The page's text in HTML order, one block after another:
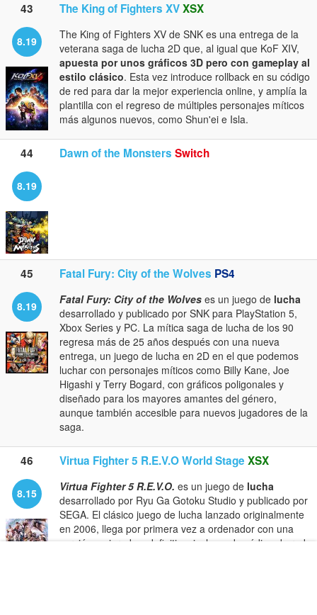
43 The King of Fighters XVXSX
8.19
The King of Fighters XV de SNK es una entrega de la
veterana saga de lucha 2D que, al igual que KoF XIV,
apuesta por unos gráficos 3D pero con gameplay al
estilo clásico. Esta vez introduce rollback en su código
de red para dar la mejor experiencia online, y amplía la
plantilla con el regreso de múltiples personajes míticos
más algunos nuevos, como Shun'ei e Isla.
44 Dawn of the Monsters Switch
8.19
45 Fatal Fury: City of the Wolves PS4
8.19 Fatal Fury: City of the Wolves es un juego de lucha
desarrollado y publicado por SNK para PlayStation 5,
Xbox Series y PC. La mítica saga de lucha de los 90
regresa más de 25 años después con una nueva
entrega, un juego de lucha en 2D en el que podemos
luchar con personajes míticos como Billy Kane, Joe
Higashi y Terry Bogard, con gráficos poligonales y
diseñado para los mayores amantes del género,
aunque también accesible para nuevos jugadores de la
saga.
46 Virtua Fighter 5 R.E.V.O World Stage XSX
8.15 Virtua Fighter 5 R.E.V.O. es un juego de lucha
desarrollado por Ryu Ga Gotoku Studio y publicado por
SEGA. El clásico juego de lucha lanzado originalmente
en 2006, llega por primera vez a ordenador con una
versión mejorada y definitiva, incluyendo código de red